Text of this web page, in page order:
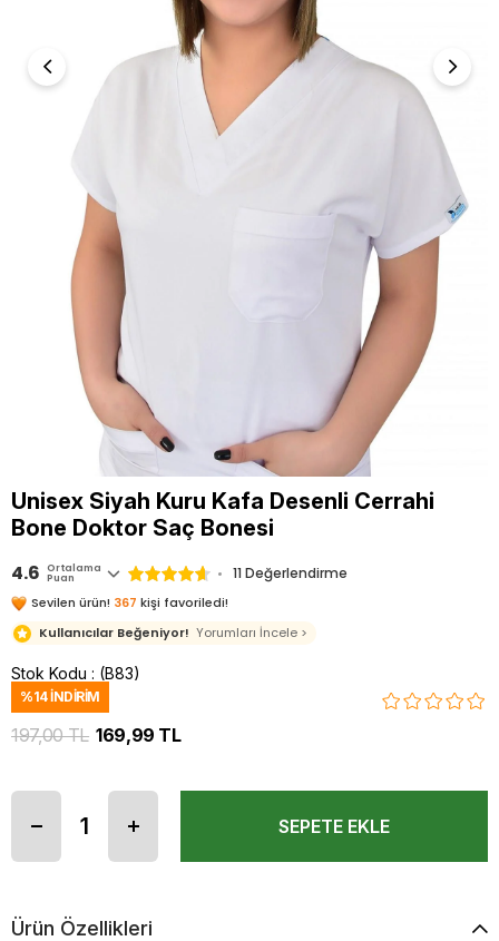
Unisex Siyah Kuru Kafa Desenli Cerrahi
Bone Doktor Saç Bonesi
4.6 Ortalama
Puan 11 Değerlendirme
Sevilen ürün! 367 kişi favoriledi!
Kullanıcılar Beğeniyor! Yorumları İncele >
Stok Kodu (B83)
%14İNDIRIM
197,00 TL 169,99 TL
Ürün Özellikleri